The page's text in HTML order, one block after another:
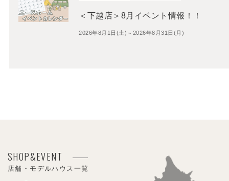
＜下越店＞8月イベント情報！！
2026年8月1日(土)～2026年8月31日(月)
SHOP&EVENT
店舗・モデルハウス一覧